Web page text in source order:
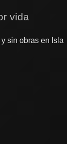
vida
sin obras en Isla